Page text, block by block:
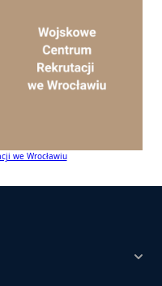
we Wrocławiu